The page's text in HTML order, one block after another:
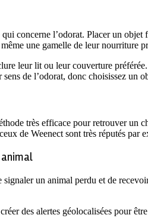
concerne l’odorat. Placer un
une gamelle de leur nourriture
leur lit ou leur couverture préférée.
de l’odorat, donc choisissez un
très efficace pour retrouver un
de Weenect sont très réputés par
un animal perdu et de
des alertes géolocalisées pour